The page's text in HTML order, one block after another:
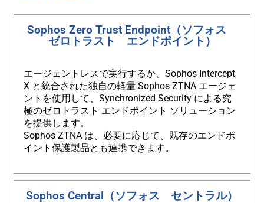
Sophos Zero Trust Endpoint（ソフォス
ゼロトラスト エンドポイント）
エージェントレスで実行するか、Sophos Intercept
X と統合された独自の軽量 Sophos ZTNA エージェ
ントを使用して、Synchronized Security による究
極のゼロトラスト エンドポイント ソリューション
を提供します。
Sophos ZTNA は、必要に応じて、既存のエンドポ
イント保護製品とも連携できます。
Sophos Central（ソフォス セントラル）